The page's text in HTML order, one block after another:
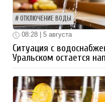
ОТКЛЮЧЕНИЕ ВОДЫ
08:28 | 5 августа
Ситуация с
Уральском остается